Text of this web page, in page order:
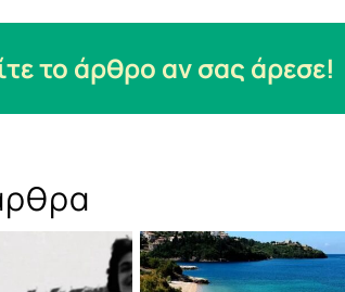
το άρθρο αν σας άρεσε!